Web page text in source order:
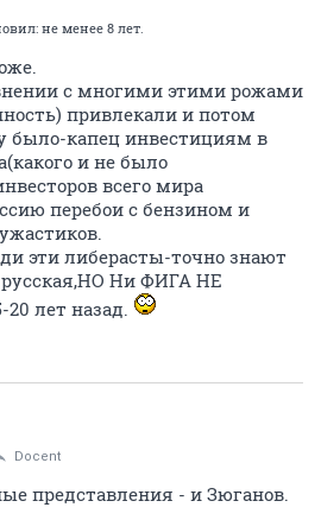
не менее 8 лет.
с многими этими рожами
привлекали и потом
было-капец инвестициям в
и не было
всего мира
перебои с бензином и
эти либерасты-точно знают
Ни ФИГА НЕ
лет назад.
Docent
представления - и Зюганов.